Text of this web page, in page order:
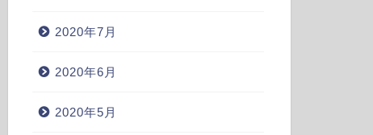
2020年7月
2020年6月
2020年5月